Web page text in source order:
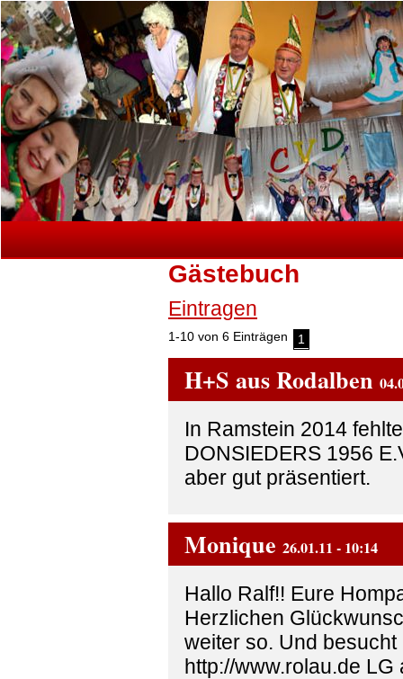
Gästebuch
Eintragen
1-10 von 6 Einträgen 1
H+S aus Rodalben
In Ramstein 2014
DONSIEDERS 1956
aber gut präsentiert.
Monique 26.01.11 - 10:14
Hallo Ralf!! Eure
Herzlichen
weiter so. Und
http://www.rolau.de LG